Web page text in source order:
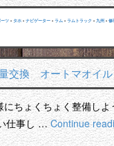
ツ • タホ • ナビゲーター • ラム • ラムトラック • 九州 • 修
交換 オートマオイ
ちょくちょく整備し
仕事し …Continue